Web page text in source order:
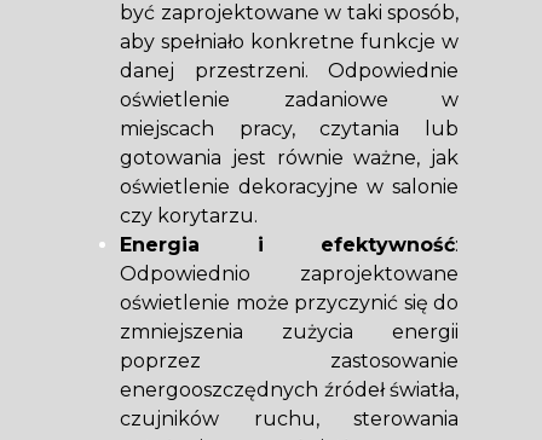
być zaprojektowane w taki sposób,
aby spełniało konkretne funkcje w
danej przestrzeni. Odpowiednie
oświetlenie zadaniowe w
miejscach pracy, czytania lub
gotowania jest równie ważne, jak
oświetlenie dekoracyjne w salonie
czy korytarzu.
Energia i efektywność:
Odpowiednio zaprojektowane
oświetlenie może przyczynić się do
zmniejszenia zużycia energii
poprzez zastosowanie
energooszczędnych źródeł światła,
czujników ruchu, sterowania